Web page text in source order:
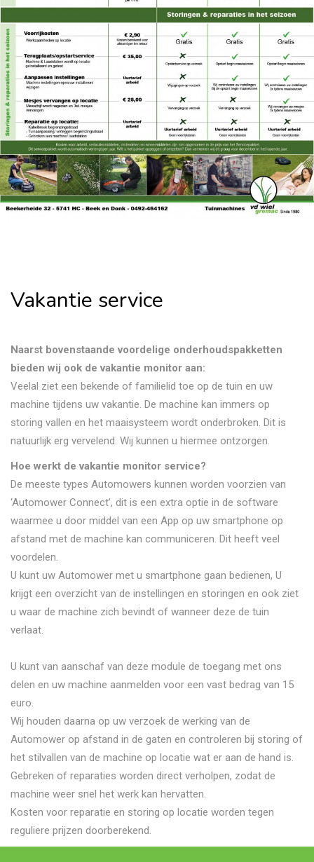
Vakantie service
Naarst bovenstaande voordelige onderhoudspakketten
bieden wij ook de vakantie monitor aan:
Veelal ziet een bekende of familielid toe op de tuin en uw
machine tijdens uw vakantie. De machine kan immers op
storing vallen en het maaisysteem wordt onderbroken. Dit is
natuurlijk erg vervelend. Wij kunnen u hiermee ontzorgen.
Hoe werkt de vakantie monitor service?
De meeste types Automowers kunnen worden voorzien van
‘Automower Connect’, dit is een extra optie in de software
waarmee u door middel van een App op uw smartphone op
afstand met de machine kan communiceren. Dit heeft veel
voordelen.
U kunt uw Automower met u smartphone gaan bedienen, U
krijgt een overzicht van de instellingen en storingen en ook ziet
u waar de machine zich bevindt of wanneer deze de tuin
verlaat.
U kunt van aanschaf van deze module de toegang met ons
delen en uw machine aanmelden voor een vast bedrag van 15
euro.
Wij houden daarna op uw verzoek de werking van de
Automower op afstand in de gaten en controleren bij storing of
het stilvallen van de machine op locatie wat er aan de hand is.
Gebreken of reparaties worden direct verholpen, zodat de
machine weer snel het werk kan hervatten.
Kosten voor reparatie en storing op locatie worden tegen
reguliere prijzen doorberekend.